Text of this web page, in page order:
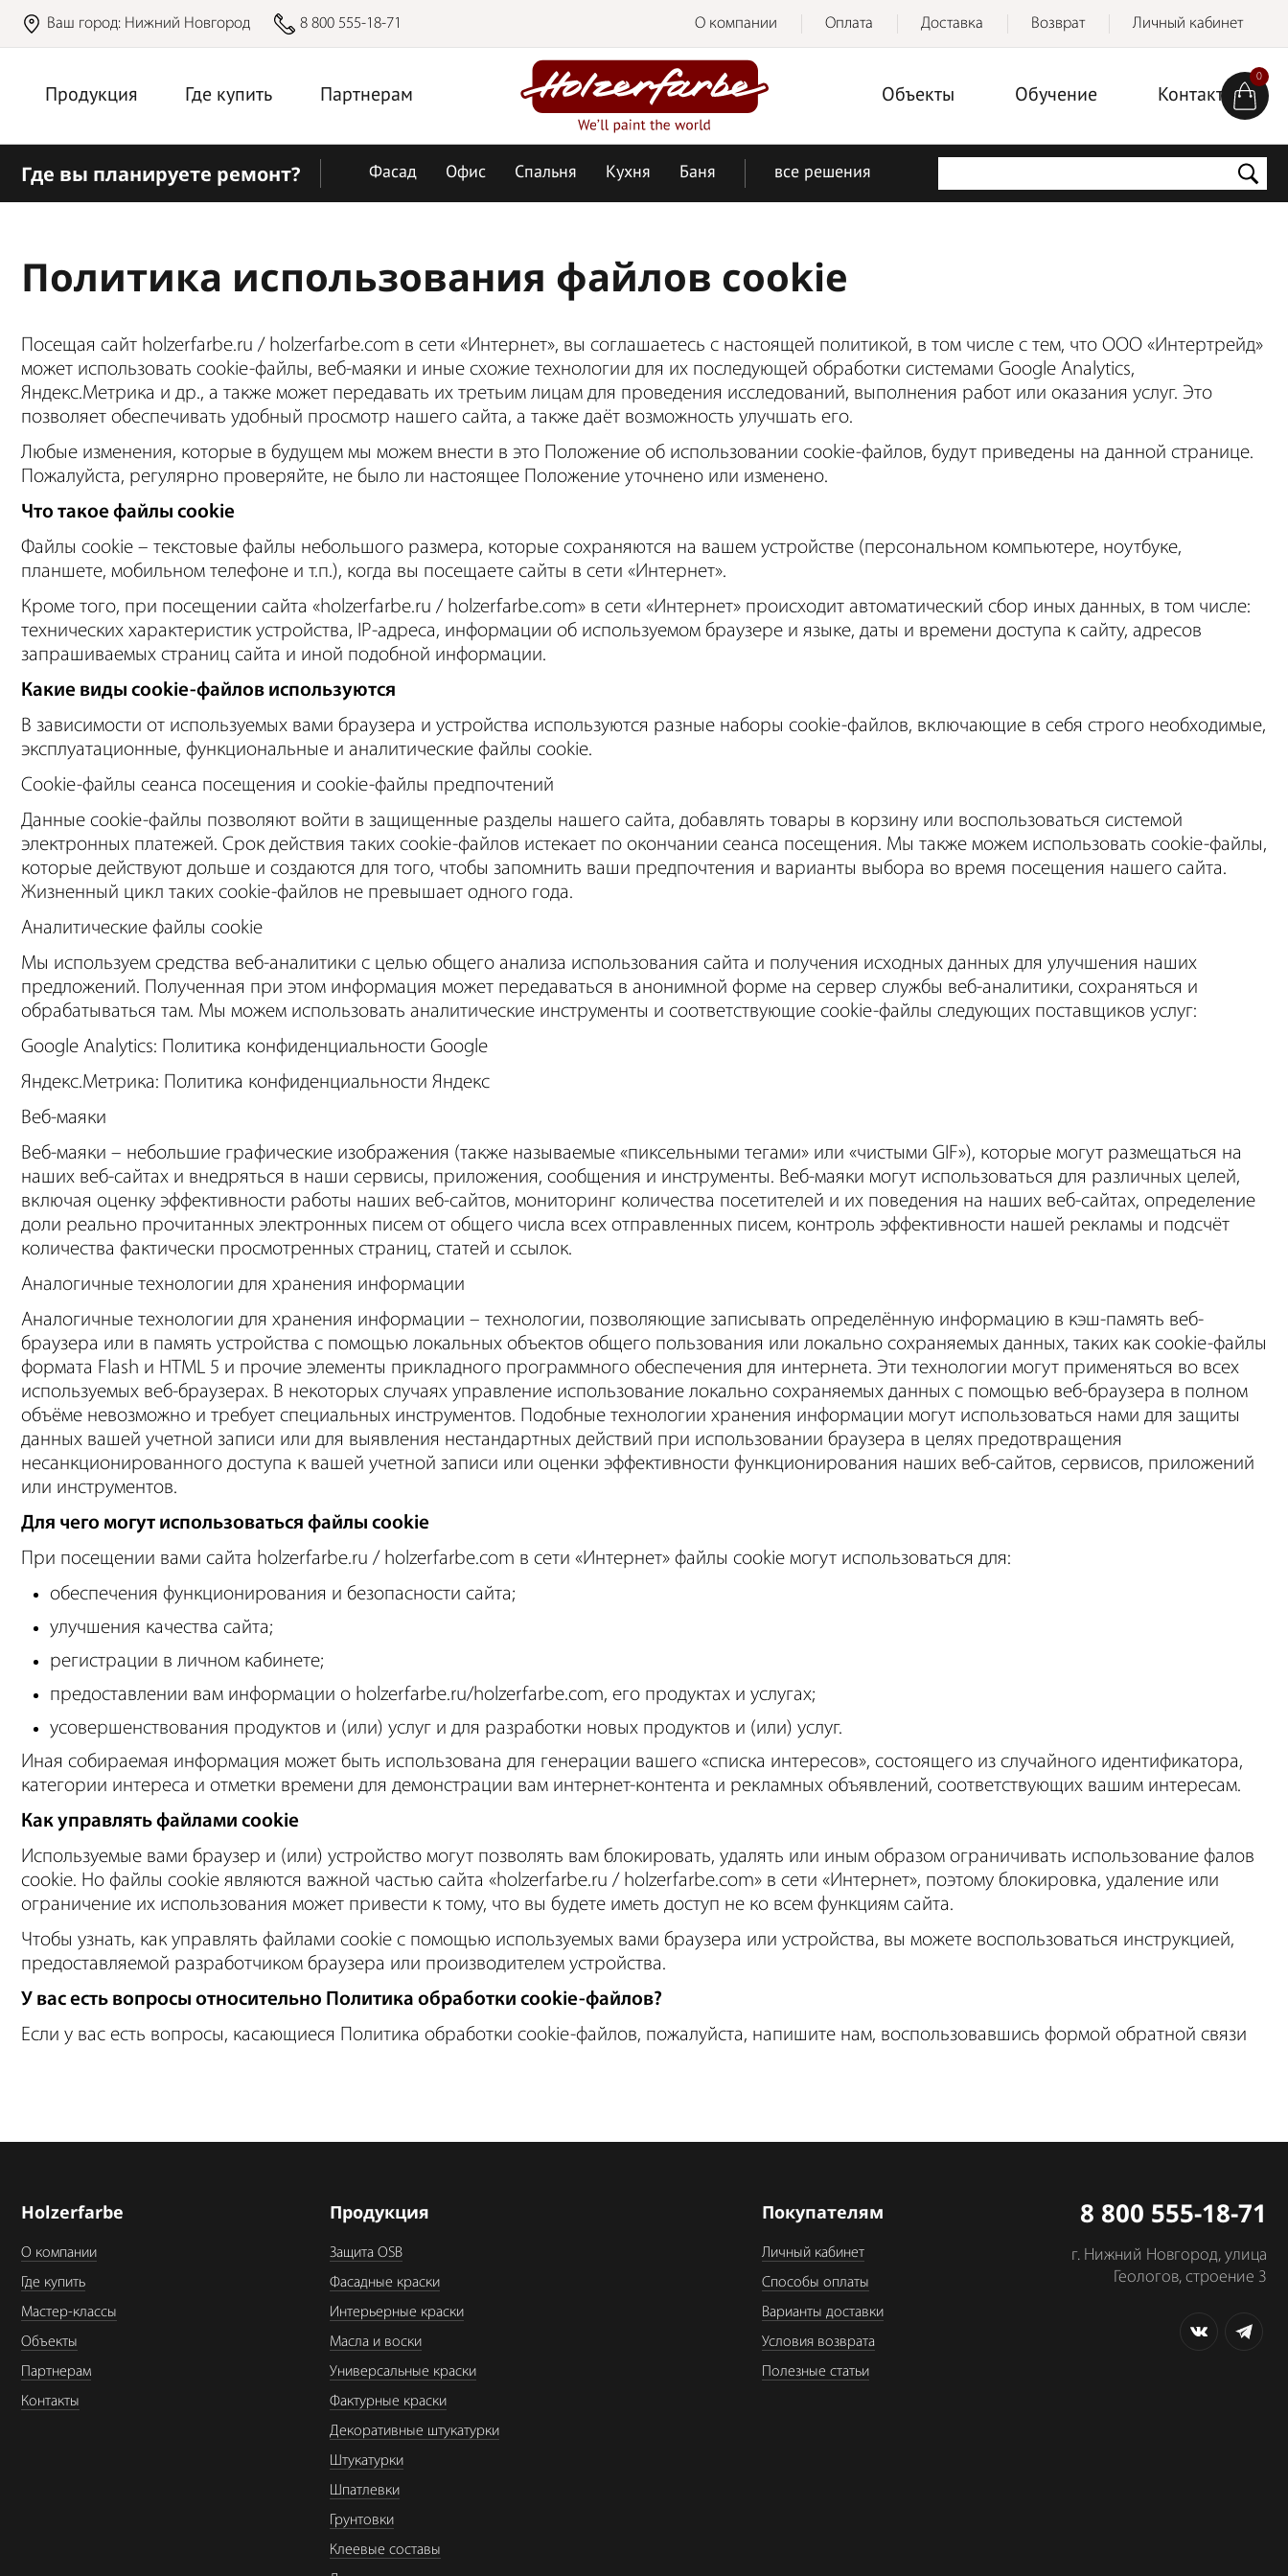
Ваш город: Нижний Новгород 8 800 555-18-71 О компании Оплата Доставка Возврат Личный кабинет
Продукция Где купить Партнерам Объекты Обучение Контакты
Где вы планируете ремонт? Фасад Офис Спальня Кухня Баня все решения
Политика использования файлов cookie
Посещая сайт holzerfarbe.ru / holzerfarbe.com в сети «Интернет», вы соглашаетесь с настоящей политикой, в том числе с тем, что ООО «Интертрейд»
может использовать cookie-файлы, веб-маяки и иные схожие технологии для их последующей обработки системами Google Analytics,
Яндекс.Метрика и др., а также может передавать их третьим лицам для проведения исследований, выполнения работ или оказания услуг. Это
позволяет обеспечивать удобный просмотр нашего сайта, а также даёт возможность улучшать его.
Любые изменения, которые в будущем мы можем внести в это Положение об использовании cookie-файлов, будут приведены на данной странице.
Пожалуйста, регулярно проверяйте, не было ли настоящее Положение уточнено или изменено.
Что такое файлы cookie
Файлы cookie – текстовые файлы небольшого размера, которые сохраняются на вашем устройстве (персональном компьютере, ноутбуке,
планшете, мобильном телефоне и т.п.), когда вы посещаете сайты в сети «Интернет».
Кроме того, при посещении сайта «holzerfarbe.ru / holzerfarbe.com» в сети «Интернет» происходит автоматический сбор иных данных, в том числе:
технических характеристик устройства, IP-адреса, информации об используемом браузере и языке, даты и времени доступа к сайту, адресов
запрашиваемых страниц сайта и иной подобной информации.
Какие виды cookie-файлов используются
В зависимости от используемых вами браузера и устройства используются разные наборы cookie-файлов, включающие в себя строго необходимые,
эксплуатационные, функциональные и аналитические файлы cookie.
Cookie-файлы сеанса посещения и cookie-файлы предпочтений
Данные cookie-файлы позволяют войти в защищенные разделы нашего сайта, добавлять товары в корзину или воспользоваться системой
электронных платежей. Срок действия таких cookie-файлов истекает по окончании сеанса посещения. Мы также можем использовать cookie-файлы,
которые действуют дольше и создаются для того, чтобы запомнить ваши предпочтения и варианты выбора во время посещения нашего сайта.
Жизненный цикл таких cookie-файлов не превышает одного года.
Аналитические файлы cookie
Мы используем средства веб-аналитики с целью общего анализа использования сайта и получения исходных данных для улучшения наших
предложений. Полученная при этом информация может передаваться в анонимной форме на сервер службы веб-аналитики, сохраняться и
обрабатываться там. Мы можем использовать аналитические инструменты и соответствующие cookie-файлы следующих поставщиков услуг:
Google Analytics: Политика конфиденциальности Google
Яндекс.Метрика: Политика конфиденциальности Яндекс
Веб-маяки
Веб-маяки – небольшие графические изображения (также называемые «пиксельными тегами» или «чистыми GIF»), которые могут размещаться на
наших веб-сайтах и внедряться в наши сервисы, приложения, сообщения и инструменты. Веб-маяки могут использоваться для различных целей,
включая оценку эффективности работы наших веб-сайтов, мониторинг количества посетителей и их поведения на наших веб-сайтах, определение
доли реально прочитанных электронных писем от общего числа всех отправленных писем, контроль эффективности нашей рекламы и подсчёт
количества фактически просмотренных страниц, статей и ссылок.
Аналогичные технологии для хранения информации
Аналогичные технологии для хранения информации – технологии, позволяющие записывать определённую информацию в кэш-память веб-
браузера или в память устройства с помощью локальных объектов общего пользования или локально сохраняемых данных, таких как cookie-файлы
формата Flash и HTML 5 и прочие элементы прикладного программного обеспечения для интернета. Эти технологии могут применяться во всех
используемых веб-браузерах. В некоторых случаях управление использование локально сохраняемых данных с помощью веб-браузера в полном
объёме невозможно и требует специальных инструментов. Подобные технологии хранения информации могут использоваться нами для защиты
данных вашей учетной записи или для выявления нестандартных действий при использовании браузера в целях предотвращения
несанкционированного доступа к вашей учетной записи или оценки эффективности функционирования наших веб-сайтов, сервисов, приложений
или инструментов.
Для чего могут использоваться файлы cookie
При посещении вами сайта holzerfarbe.ru / holzerfarbe.com в сети «Интернет» файлы cookie могут использоваться для:
обеспечения функционирования и безопасности сайта;
улучшения качества сайта;
регистрации в личном кабинете;
предоставлении вам информации о holzerfarbe.ru/holzerfarbe.com, его продуктах и услугах;
усовершенствования продуктов и (или) услуг и для разработки новых продуктов и (или) услуг.
Иная собираемая информация может быть использована для генерации вашего «списка интересов», состоящего из случайного идентификатора,
категории интереса и отметки времени для демонстрации вам интернет-контента и рекламных объявлений, соответствующих вашим интересам.
Как управлять файлами cookie
Используемые вами браузер и (или) устройство могут позволять вам блокировать, удалять или иным образом ограничивать использование фалов
cookie. Но файлы cookie являются важной частью сайта «holzerfarbe.ru / holzerfarbe.com» в сети «Интернет», поэтому блокировка, удаление или
ограничение их использования может привести к тому, что вы будете иметь доступ не ко всем функциям сайта.
Чтобы узнать, как управлять файлами cookie с помощью используемых вами браузера или устройства, вы можете воспользоваться инструкцией,
предоставляемой разработчиком браузера или производителем устройства.
У вас есть вопросы относительно Политика обработки cookie-файлов?
Если у вас есть вопросы, касающиеся Политика обработки cookie-файлов, пожалуйста, напишите нам, воспользовавшись формой обратной связи
Holzerfarbe
О компании
Где купить
Мастер-классы
Объекты
Партнерам
Контакты
Продукция
Защита OSB
Фасадные краски
Интерьерные краски
Масла и воски
Универсальные краски
Фактурные краски
Декоративные штукатурки
Штукатурки
Шпатлевки
Грунтовки
Клеевые составы
Покупателям
Личный кабинет
Способы оплаты
Варианты доставки
Условия возврата
Полезные статьи
8 800 555-18-71
г. Нижний Новгород, улица
Геологов, строение 3
0